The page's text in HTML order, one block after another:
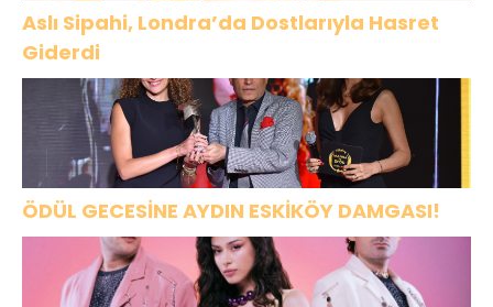
Aslı Sipahi, Londra’da Dostlarıyla Hasret
Giderdi
ÖDÜL GECESİNE AYDIN ESKİKÖY DAMGASI!